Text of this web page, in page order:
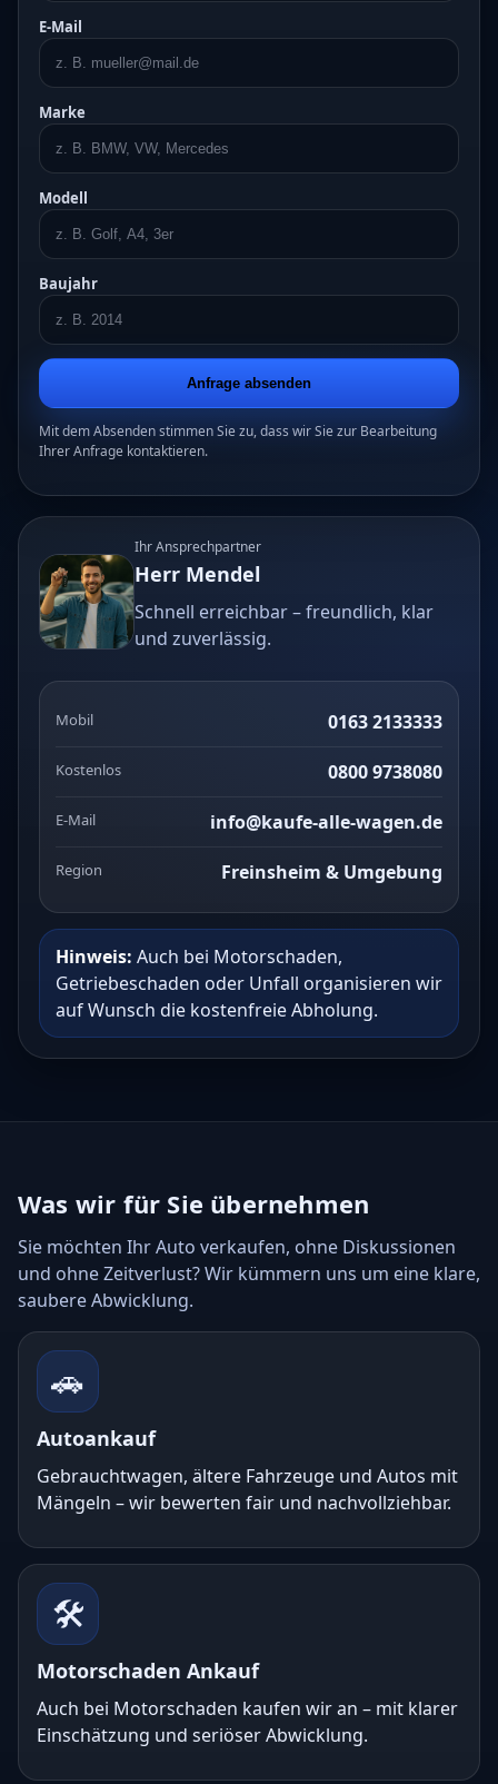
E-Mail
Marke
Modell
Baujahr
Anfrage absenden
Mit dem Absenden stimmen Sie zu, dass wir Sie zur Bearbeitung
Ihrer Anfrage kontaktieren.
Ihr Ansprechpartner
Herr Mendel
Schnell erreichbar – freundlich, klar
und zuverlässig.
Mobil 0163 2133333
Kostenlos 0800 9738080
E-Mail info@kaufe-alle-wagen.de
Region Freinsheim & Umgebung
Hinweis: Auch bei Motorschaden,
Getriebeschaden oder Unfall organisieren wir
auf Wunsch die kostenfreie Abholung.
Was wir für Sie übernehmen
Sie möchten Ihr Auto verkaufen, ohne Diskussionen
und ohne Zeitverlust? Wir kümmern uns um eine klare,
saubere Abwicklung.
🚗
Autoankauf
Gebrauchtwagen, ältere Fahrzeuge und Autos mit
Mängeln – wir bewerten fair und nachvollziehbar.
🛠️
Motorschaden Ankauf
Auch bei Motorschaden kaufen wir an – mit klarer
Einschätzung und seriöser Abwicklung.